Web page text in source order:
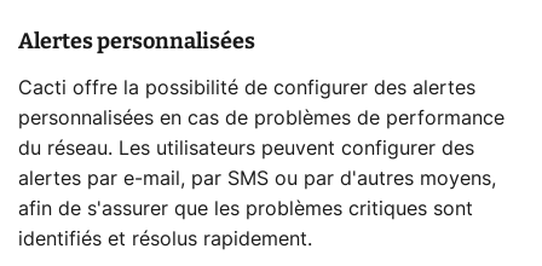
Alertes personnalisées
Cacti offre la possibilité de configurer des alertes
personnalisées en cas de problèmes de performance
du réseau. Les utilisateurs peuvent configurer des
alertes par e-mail, par SMS ou par d'autres moyens,
afin de s'assurer que les problèmes critiques sont
identifiés et résolus rapidement.